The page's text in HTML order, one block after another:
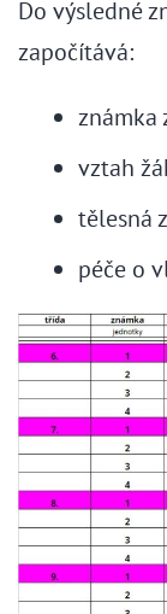
Do výsledné
započítává:
známka
vztah
tělesná
péče o